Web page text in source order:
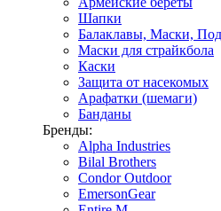
Шапки
Балаклавы, Маски,
Маски для страйкбола
Каски
Защита от насекомых
Арафатки (шемаги)
Банданы
Бренды:
Alpha Industries
Bilal Brothers
Condor Outdoor
EmersonGear